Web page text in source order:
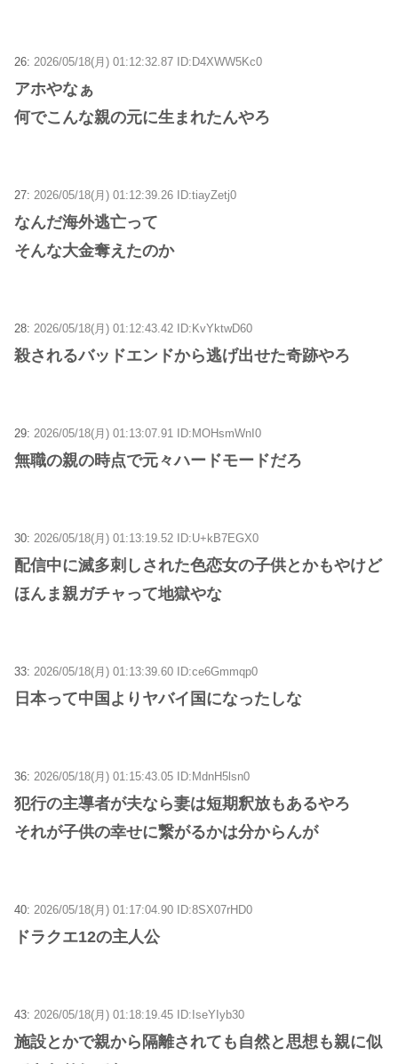
26: 2026/05/18(月) 01:12:32.87 ID:D4XWW5Kc0
アホやなぁ
何でこんな親の元に生まれたんやろ
27: 2026/05/18(月) 01:12:39.26 ID:tiayZetj0
なんだ海外逃亡って
そんな大金奪えたのか
28: 2026/05/18(月) 01:12:43.42 ID:KvYktwD60
殺されるバッドエンドから逃げ出せた奇跡やろ
29: 2026/05/18(月) 01:13:07.91 ID:MOHsmWnI0
無職の親の時点で元々ハードモードだろ
30: 2026/05/18(月) 01:13:19.52 ID:U+kB7EGX0
配信中に滅多刺しされた色恋女の子供とかもやけど
ほんま親ガチャって地獄やな
33: 2026/05/18(月) 01:13:39.60 ID:ce6Gmmqp0
日本って中国よりヤバイ国になったしな
36: 2026/05/18(月) 01:15:43.05 ID:MdnH5lsn0
犯行の主導者が夫なら妻は短期釈放もあるやろ
それが子供の幸せに繋がるかは分からんが
40: 2026/05/18(月) 01:17:04.90 ID:8SX07rHD0
ドラクエ12の主人公
43: 2026/05/18(月) 01:18:19.45 ID:IseYIyb30
施設とかで親から隔離されても自然と思想も親に似